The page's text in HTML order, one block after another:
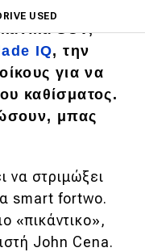
USED
SUV,
IQ, την
για να
καθίσματος.
μπας
να στριμώξει
smart fortwo.
«πικάντικο»,
John Cena.